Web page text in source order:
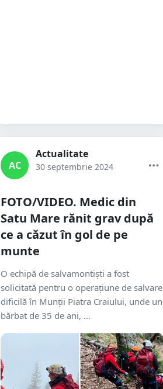
AC
Actualitate
30 septembrie 2024
FOTO/VIDEO. Medic din
Satu Mare rănit grav după
ce a căzut în gol de pe
munte
O echipă de salvamontiști a fost
solicitată pentru o operațiune de salvare
dificilă în Munții Piatra Craiului, unde un
bărbat de 35 de ani, ...